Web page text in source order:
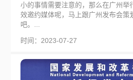
小的事情需要注意的，那么在广州举
效邀约媒体呢，马上跟广州发布会策
吧。...
时间：2023-07-27